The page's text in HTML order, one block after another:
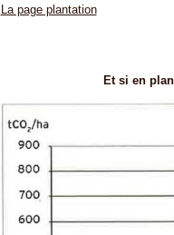
La page plantation
Et si en